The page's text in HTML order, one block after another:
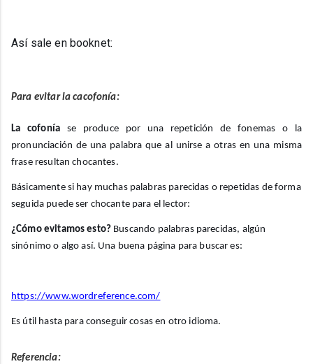
Así sale en booknet:
Para evitar la cacofonía:
La cofonía se produce por una repetición de fonemas o la
pronunciación de una palabra que al unirse a otras en una misma
frase resultan chocantes.
Básicamente si hay muchas palabras parecidas o repetidas de forma
seguida puede ser chocante para el lector:
¿Cómo evitamos esto? Buscando palabras parecidas, algún
sinónimo o algo así. Una buena página para buscar es:
https://www.wordreference.com/
Es útil hasta para conseguir cosas en otro idioma.
Referencia: